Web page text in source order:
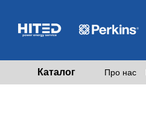
Каталог Про нас